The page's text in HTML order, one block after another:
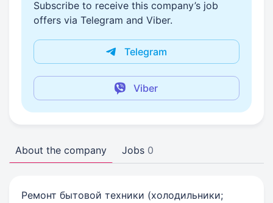
Subscribe to receive this company’s job
offers via Telegram and Viber.
Telegram
Viber
About the company Jobs 0
Ремонт бытовой техники (холодильники;